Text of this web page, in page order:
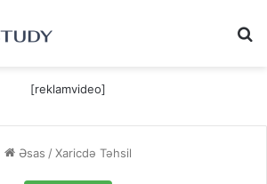
[reklamvideo]
Əsas / Xaricdə Təhsil